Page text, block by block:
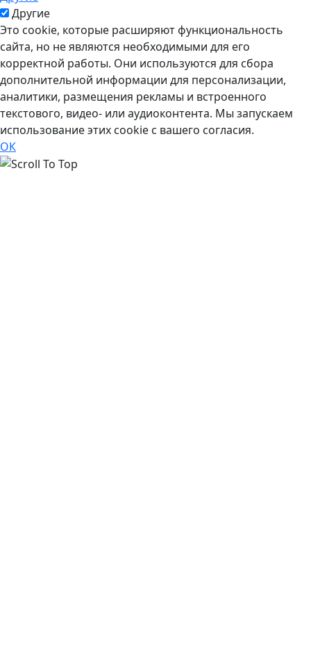
Другие
Это cookie, которые расширяют функциональность
сайта, но не являются необходимыми для его
корректной работы. Они используются для сбора
дополнительной информации для персонализации,
аналитики, размещения рекламы и встроенного
текстового, видео- или аудиоконтента. Мы запускаем
использование этих cookie с вашего согласия.
ОК